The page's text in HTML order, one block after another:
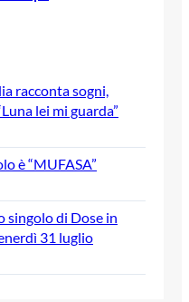
racconta sogni,
lei mi guarda”
è “MUFASA”
singolo di Dose in
31 luglio